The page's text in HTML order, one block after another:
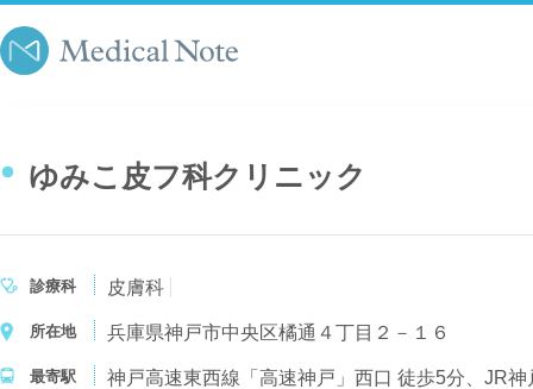
ゆみこ皮フ科クリニック
診療科 皮膚科
所在地 兵庫県神戸市中央区橘通４丁目２－１６
最寄駅 神戸高速東西線「高速神戸」西口 徒歩5分、JR